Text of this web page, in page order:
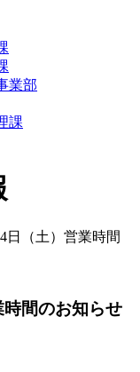
業部
課
日（土）営業時間
時間のお知らせ